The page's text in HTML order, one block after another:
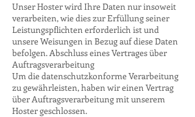
Unser Hoster wird Ihre Daten nur insoweit
verarbeiten, wie dies zur Erfüllung seiner
Leistungspflichten erforderlich ist und
unsere Weisungen in Bezug auf diese Daten
befolgen. Abschluss eines Vertrages über
Auftragsverarbeitung
Um die datenschutzkonforme Verarbeitung
zu gewährleisten, haben wir einen Vertrag
über Auftragsverarbeitung mit unserem
Hoster geschlossen.